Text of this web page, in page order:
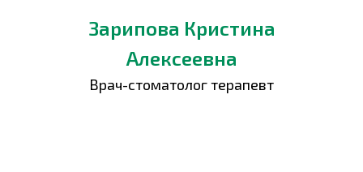
Зарипова Кристина
Алексеевна
Врач-стоматолог терапевт